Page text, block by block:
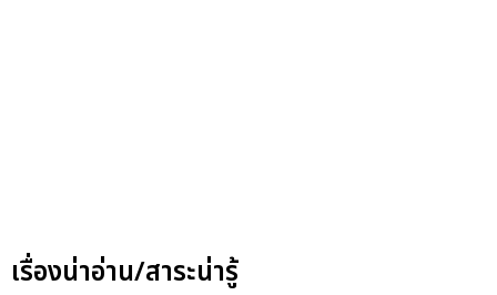
เรื่องน่าอ่าน/สาระน่ารู้